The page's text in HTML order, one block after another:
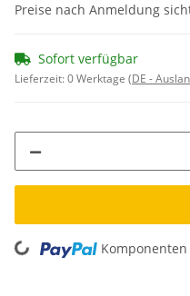
Preise nach Anmeldung
Sofort verfügbar
Lieferzeit:0 Werktage (DE -
Loading...